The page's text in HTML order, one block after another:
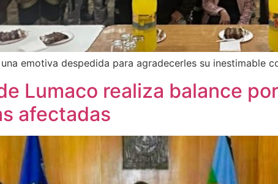
emotiva despedida para agradecerles su inestimable
Lumaco realiza balance
afectadas